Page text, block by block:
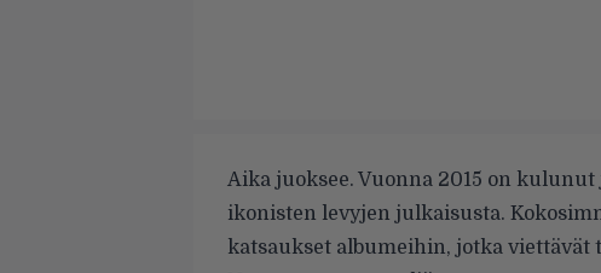
Aika juoksee. Vuonna 2015 on
ikonisten levyjen julkaisusta.
katsaukset albumeihin, jotka